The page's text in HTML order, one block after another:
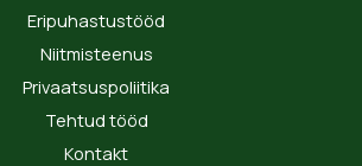
Eripuhastustööd
Niitmisteenus
Privaatsuspoliitika
Tehtud tööd
Kontakt